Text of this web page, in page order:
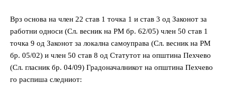
Врз основа на член 22 став 1 точка 1 и став 3 од Законот за
работни односи (Сл. весник на РМ бр. 62/05) член 50 став 1
точка 9 од Законот за локална самоуправа (Сл. весник на РМ
бр. 05/02) и член 50 став 8 од Статутот на општина Пехчево
(Сл. гласник бр. 04/09) Градоначалникот на општина Пехчево
го распиша следниот: